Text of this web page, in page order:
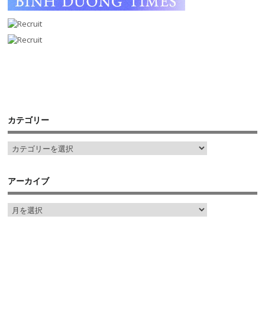
カテゴリー
アーカイブ